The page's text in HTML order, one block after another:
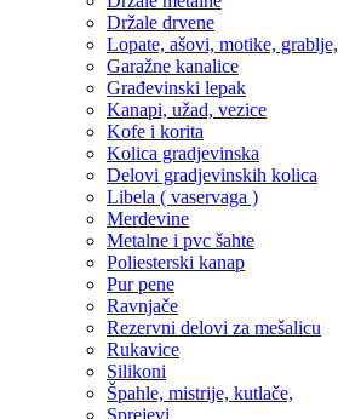
Držale drvene
Lopate, ašovi, motike, grablje,
Garažne kanalice
Građevinski lepak
Kanapi, užad, vezice
Kofe i korita
Kolica gradjevinska
Delovi gradjevinskih kolica
Libela ( vaservaga )
Merdevine
Metalne i pvc šahte
Poliesterski kanap
Pur pene
Ravnjače
Rezervni delovi za mešalicu
Rukavice
Silikoni
Špahle, mistrije, kutlače,
Sprejevi